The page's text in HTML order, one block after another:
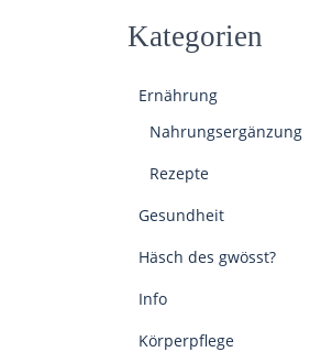
Kategorien
Ernährung
Nahrungsergänzung
Rezepte
Gesundheit
Häsch des gwösst?
Info
Körperpflege